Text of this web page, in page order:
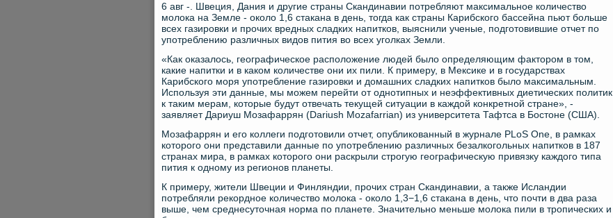
6 авг -. Швеция, Дания и другие страны Скандинавии потребляют максимальное количество
молока на Земле - около 1,6 стакана в день, тогда как страны Карибского бассейна пьют больше
всех газировки и прочих вредных сладких напитков, выяснили ученые, подготовившие отчет по
употреблению различных видов пития во всех уголках Земли.
«Как оказалось, географическое расположение людей было определяющим фактором в том,
какие напитки и в каком количестве они их пили. К примеру, в Мексике и в государствах
Карибского моря употребление газировки и домашних сладких напитков было максимальным.
Используя эти данные, мы можем перейти от однотипных и неэффективных диетических политик
к таким мерам, которые будут отвечать текущей ситуации в каждой конкретной стране», -
заявляет Дариуш Мозафаррян (Dariush Mozafarrian) из университета Тафтса в Бостоне (США).
Мозафаррян и его коллеги подготовили отчет, опубликованный в журнале PLoS One, в рамках
которого они представили данные по употреблению различных безалкогольных напитков в 187
странах мира, в рамках которого они раскрыли строгую географическую привязку каждого типа
пития к одному из регионов планеты.
К примеру, жители Швеции и Финляндии, прочих стран Скандинавии, а также Исландии
потребляли рекордное количество молока - около 1,3−1,6 стакана в день, что почти в два раза
выше, чем среднесуточная норма по планете. Значительно меньше молока пили в тропических и